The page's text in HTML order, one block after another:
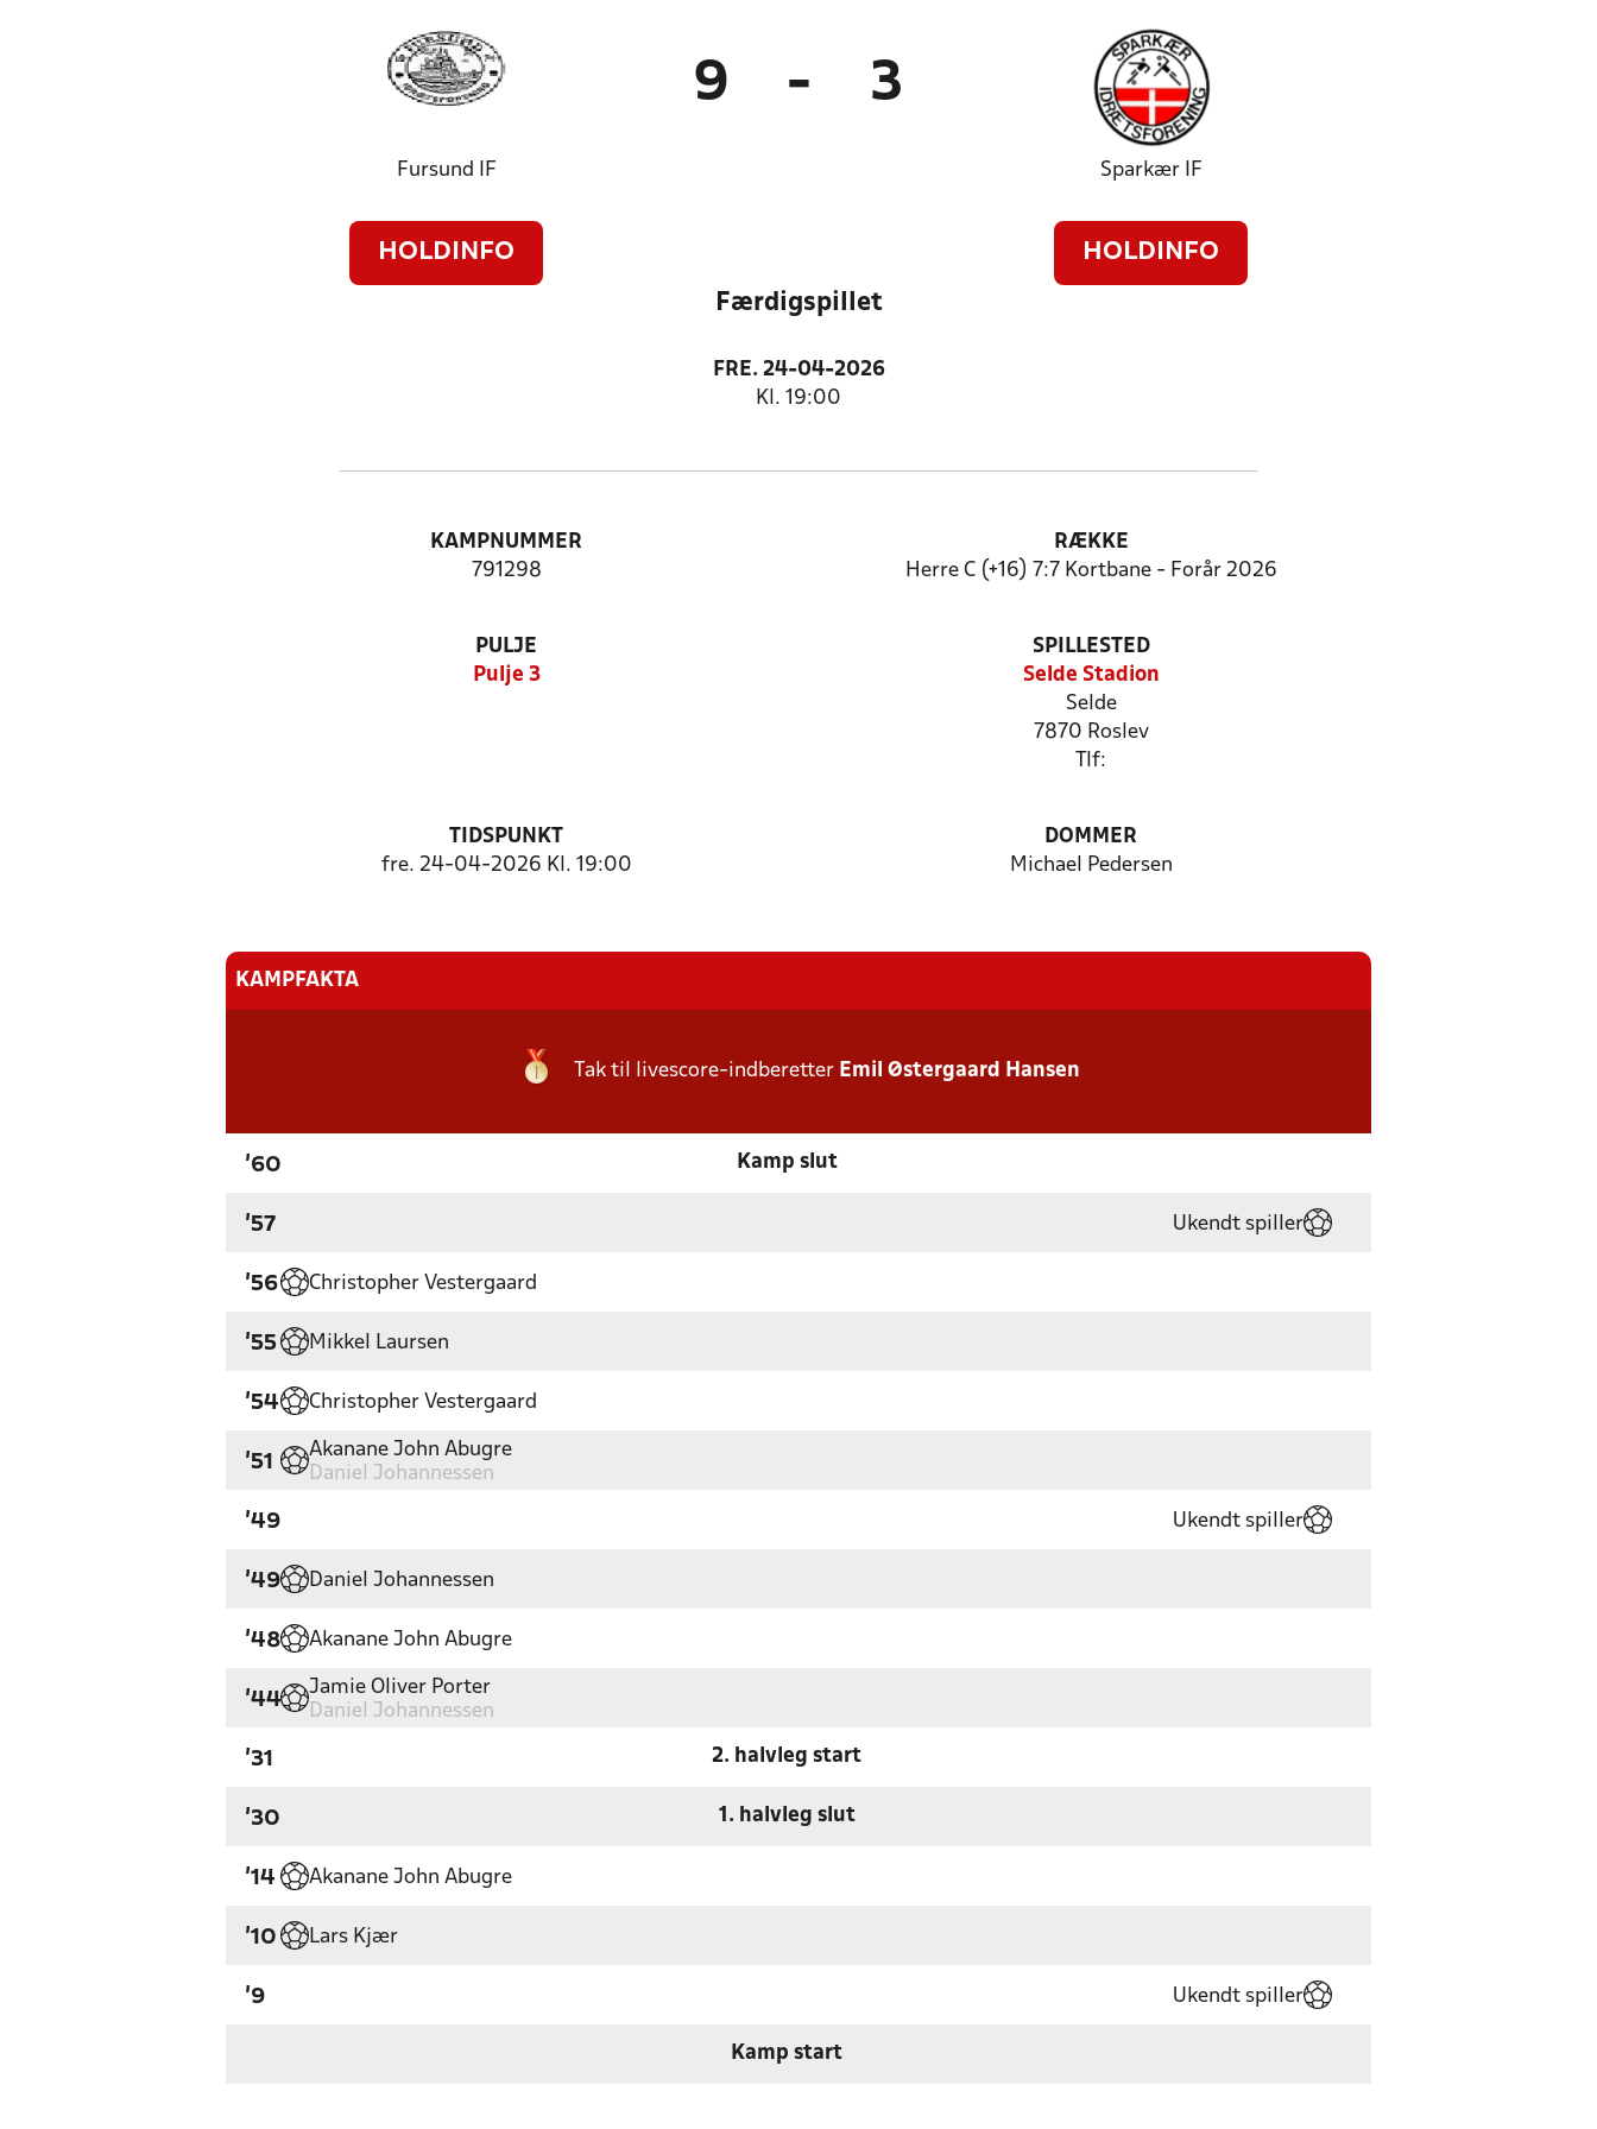
Fursund IF
HOLDINFO
9 - 3
Sparkær IF
HOLDINFO
Færdigspillet
FRE. 24-04-2026
Kl. 19:00
KAMPNUMMER
791298
RÆKKE
Herre C (+16) 7:7 Kortbane - Forår 2026
PULJE
Pulje 3
SPILLESTED
Selde Stadion
Selde
7870 Roslev
Tlf:
TIDSPUNKT
fre. 24-04-2026 Kl. 19:00
DOMMER
Michael Pedersen
KAMPFAKTA
Tak til livescore-indberetter Emil Østergaard Hansen
'60 Kamp slut
'57 Ukendt spiller
'56 Christopher Vestergaard
'55 Mikkel Laursen
'54 Christopher Vestergaard
'51
Akanane John Abugre
Daniel Johannessen
'49 Ukendt spiller
'49 Daniel Johannessen
'48 Akanane John Abugre
'44
Jamie Oliver Porter
Daniel Johannessen
'31 2. halvleg start
'30 1. halvleg slut
'14 Akanane John Abugre
'10 Lars Kjær
'9 Ukendt spiller
Kamp start